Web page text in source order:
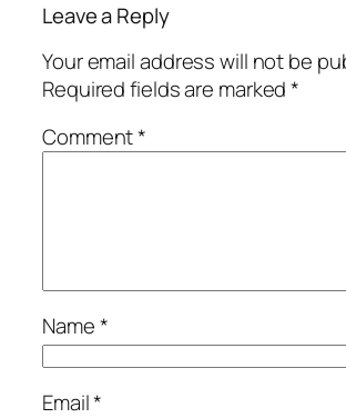
Leave a Reply
Your email address will not be
Required fields are marked*
Comment*
Name*
Email*